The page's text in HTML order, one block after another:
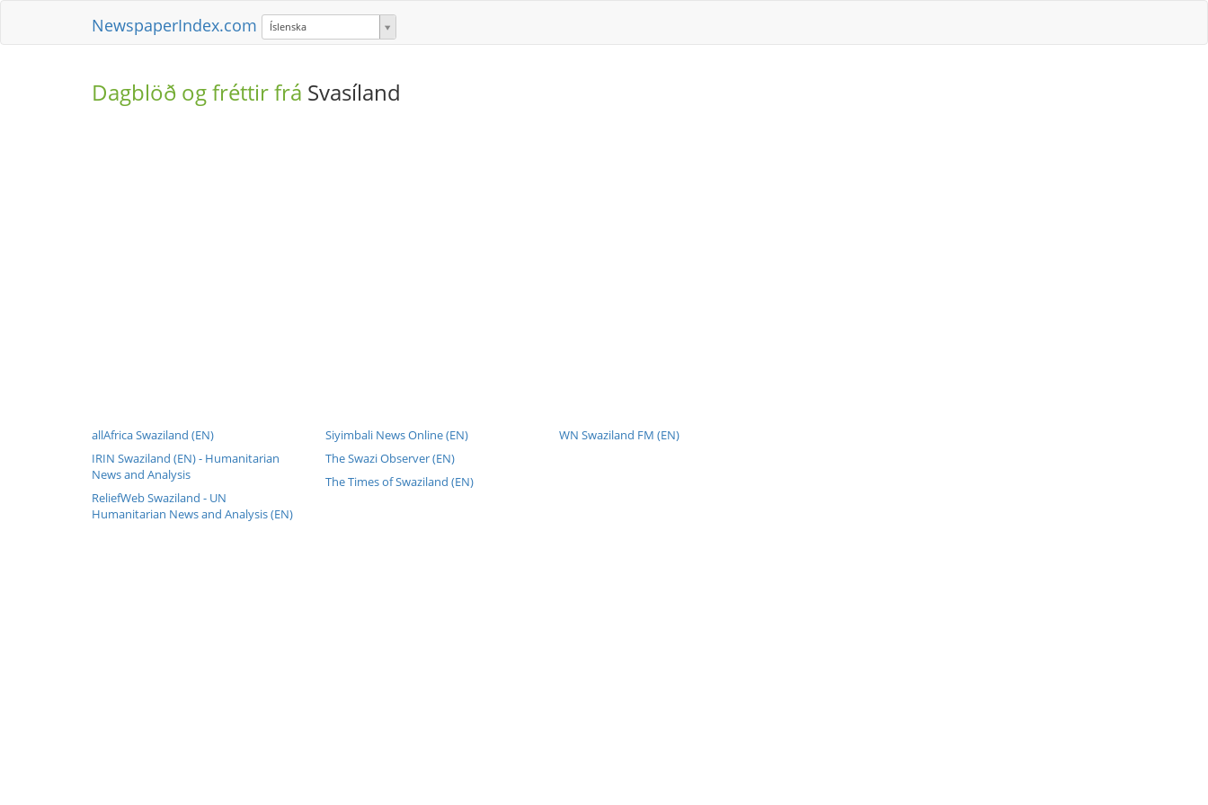
NewspaperIndex.com Íslenska
Dagblöð og fréttir frá Svasíland
allAfrica Swaziland (EN)
IRIN Swaziland (EN) - Humanitarian
News and Analysis
ReliefWeb Swaziland - UN
Humanitarian News and Analysis (EN)
Siyimbali News Online (EN)
The Swazi Observer (EN)
The Times of Swaziland (EN)
WN Swaziland FM (EN)